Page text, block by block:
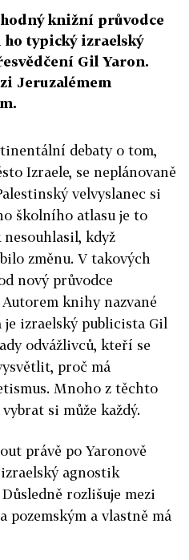
knižní průvodce
ho typický izraelský
Gil Yaron.
Jeruzalémem
debaty o tom,
Izraele, se neplánovaně
velvyslanec si
školního atlasu je to
když
změnu. V takových
nový průvodce
knihy nazvané
je izraelský publicista Gil
odvážlivců, kteří se
proč má
Mnoho z těchto
si může každý.
právě po Yaronově
agnostik
rozlišuje mezi
pozemským a vlastně má